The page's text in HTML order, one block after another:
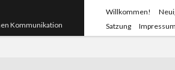
Kommunikation
Willkommen!
Satzung
Impressum